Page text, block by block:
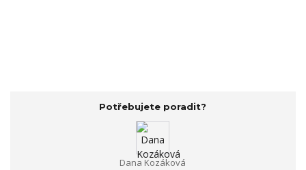
Potřebujete poradit?
Dana Kozáková